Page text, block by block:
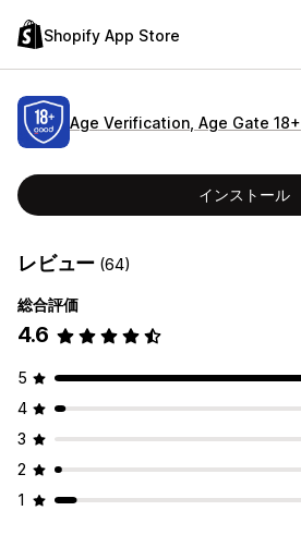
Shopify App Store
Age Verification, Age Gate 18+
インストール
レビュー (64)
総合評価
4.6
5
4
3
2
1